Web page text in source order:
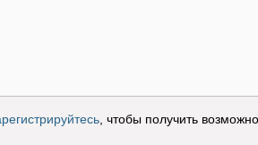
, чтобы получить